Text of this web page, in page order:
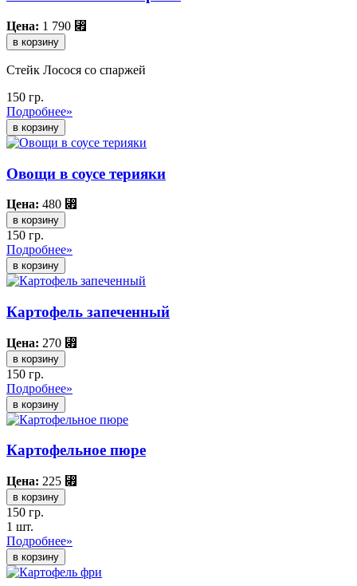
Цена: 1 790 ⃏
в корзину
Стейк Лосося со спаржей
150 гр.
Подробнее»
Овощи в соусе терияки
Цена: 480 ⃏
в корзину
150 гр.
Подробнее»
Картофель запеченный
Цена: 270 ⃏
в корзину
150 гр.
Подробнее»
Картофельное пюре
Цена: 225 ⃏
в корзину
150 гр.
1 шт.
Подробнее»